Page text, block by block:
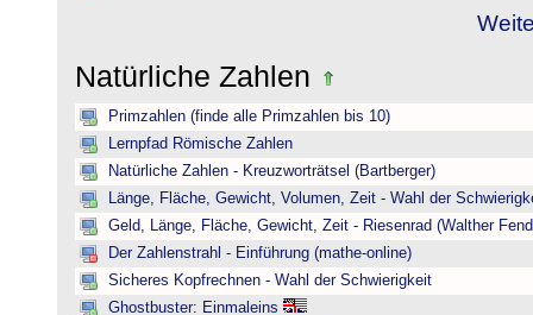
Natürliche Zahlen
Primzahlen (finde alle Primzahlen bis 10)
Lernpfad Römische Zahlen
Natürliche Zahlen - Kreuzworträtsel (Bartberger)
Länge, Fläche, Gewicht, Volumen, Zeit - Wahl der
Geld, Länge, Fläche, Gewicht, Zeit - Riesenrad (Walther
Der Zahlenstrahl - Einführung (mathe-online)
Sicheres Kopfrechnen - Wahl der Schwierigkeit
Ghostbuster: Einmaleins